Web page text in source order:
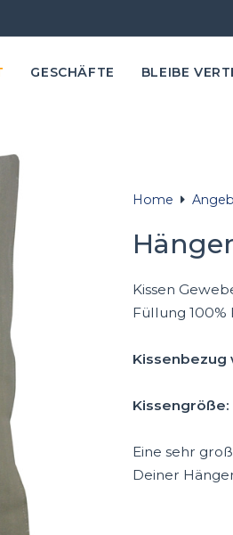
GESCHÄFTE BLEIBE
Home
Kissen
Füllung 100%
Kissengröße:
Eine sehr
Deiner